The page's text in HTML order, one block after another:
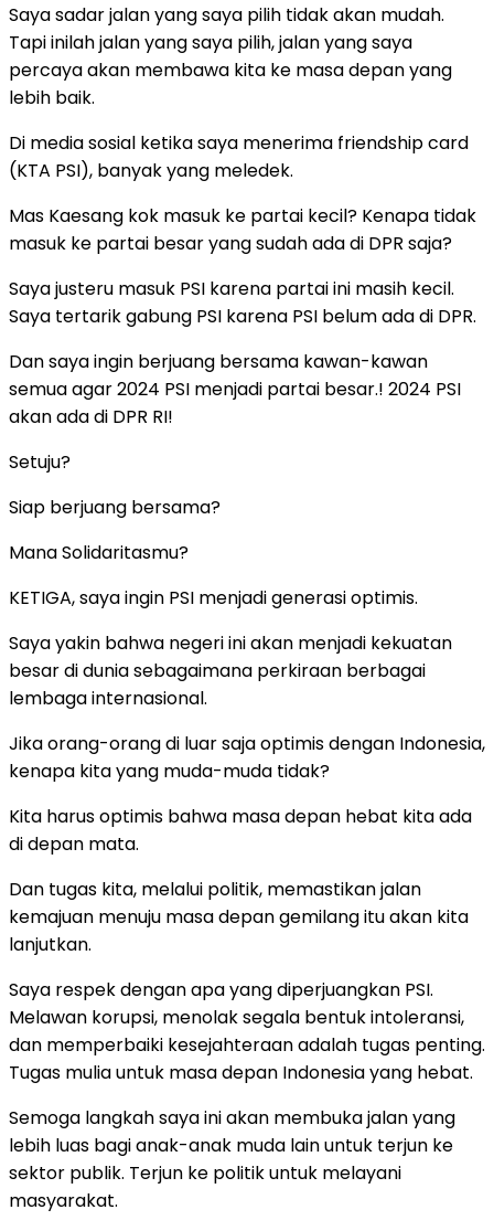
Saya sadar jalan yang saya pilih tidak akan mudah.
Tapi inilah jalan yang saya pilih, jalan yang saya
percaya akan membawa kita ke masa depan yang
lebih baik.
Di media sosial ketika saya menerima friendship card
(KTA PSI), banyak yang meledek.
Mas Kaesang kok masuk ke partai kecil? Kenapa tidak
masuk ke partai besar yang sudah ada di DPR saja?
Saya justeru masuk PSI karena partai ini masih kecil.
Saya tertarik gabung PSI karena PSI belum ada di DPR.
Dan saya ingin berjuang bersama kawan-kawan
semua agar 2024 PSI menjadi partai besar.! 2024 PSI
akan ada di DPR RI!
Setuju?
Siap berjuang bersama?
Mana Solidaritasmu?
KETIGA, saya ingin PSI menjadi generasi optimis.
Saya yakin bahwa negeri ini akan menjadi kekuatan
besar di dunia sebagaimana perkiraan berbagai
lembaga internasional.
Jika orang-orang di luar saja optimis dengan Indonesia,
kenapa kita yang muda-muda tidak?
Kita harus optimis bahwa masa depan hebat kita ada
di depan mata.
Dan tugas kita, melalui politik, memastikan jalan
kemajuan menuju masa depan gemilang itu akan kita
lanjutkan.
Saya respek dengan apa yang diperjuangkan PSI.
Melawan korupsi, menolak segala bentuk intoleransi,
dan memperbaiki kesejahteraan adalah tugas penting.
Tugas mulia untuk masa depan Indonesia yang hebat.
Semoga langkah saya ini akan membuka jalan yang
lebih luas bagi anak-anak muda lain untuk terjun ke
sektor publik. Terjun ke politik untuk melayani
masyarakat.